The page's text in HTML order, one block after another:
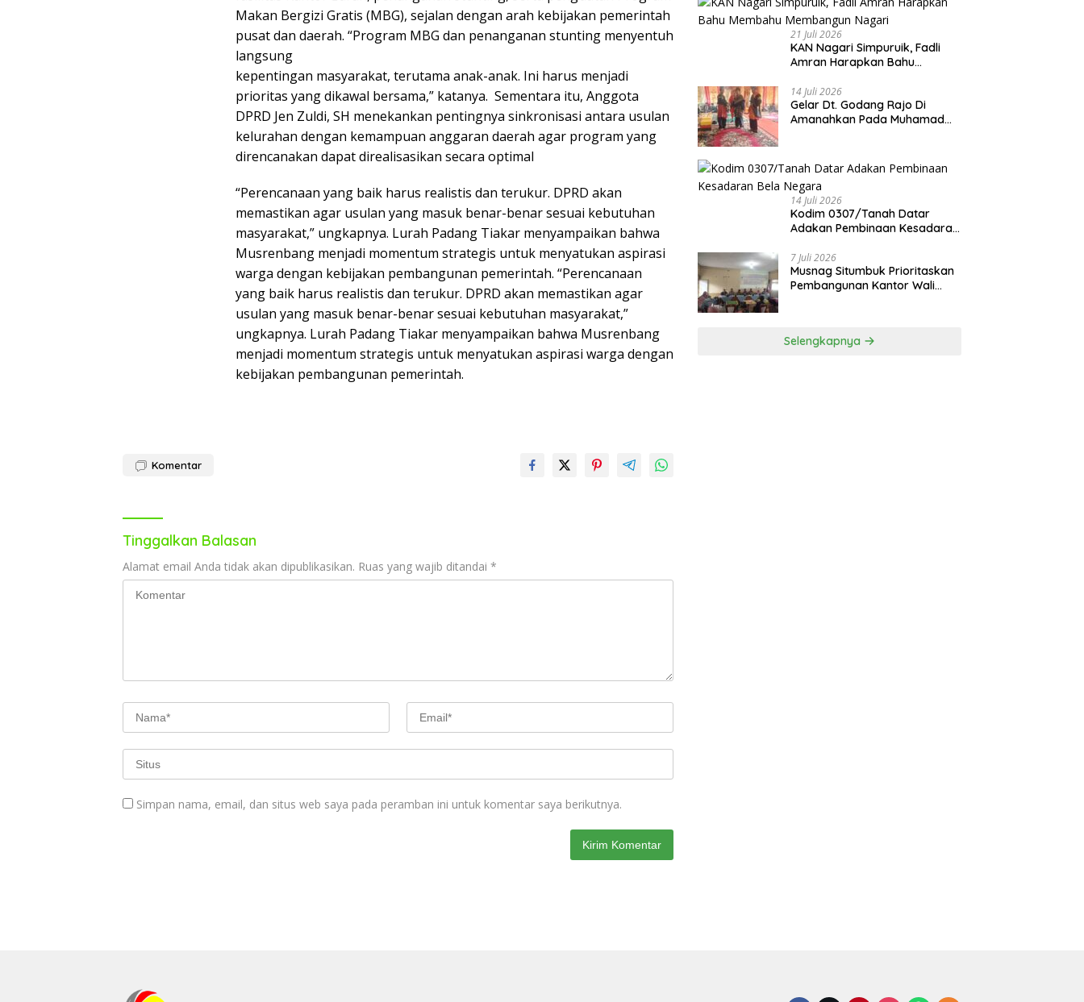
Makan Bergizi Gratis (MBG), sejalan dengan arah kebijakan pemerintah
pusat dan daerah. “Program MBG dan penanganan stunting menyentuh
langsung
kepentingan masyarakat, terutama anak-anak. Ini harus menjadi
prioritas yang dikawal bersama,” katanya. Sementara itu, Anggota
DPRD Jen Zuldi, SH menekankan pentingnya sinkronisasi antara usulan
kelurahan dengan kemampuan anggaran daerah agar program yang
direncanakan dapat direalisasikan secara optimal
“Perencanaan yang baik harus realistis dan terukur. DPRD akan
memastikan agar usulan yang masuk benar-benar sesuai kebutuhan
masyarakat,” ungkapnya. Lurah Padang Tiakar menyampaikan bahwa
Musrenbang menjadi momentum strategis untuk menyatukan aspirasi
warga dengan kebijakan pembangunan pemerintah. “Perencanaan
yang baik harus realistis dan terukur. DPRD akan memastikan agar
usulan yang masuk benar-benar sesuai kebutuhan masyarakat,”
ungkapnya. Lurah Padang Tiakar menyampaikan bahwa Musrenbang
menjadi momentum strategis untuk menyatukan aspirasi warga dengan
kebijakan pembangunan pemerintah.
Komentar
Tinggalkan Balasan
Alamat email Anda tidak akan dipublikasikan. Ruas yang wajib ditandai *
Simpan nama, email, dan situs web saya pada peramban ini untuk komentar saya berikutnya.
21 Juli 2026
KAN Nagari Simpuruik, Fadli
Amran Harapkan Bahu
14 Juli 2026
Gelar Dt. Godang Rajo Di
Amanahkan Pada Muhamad
14 Juli 2026
Kodim 0307/Tanah Datar
Adakan Pembinaan Kesadaran
7 Juli 2026
Musnag Situmbuk Prioritaskan
Pembangunan Kantor Wali
Selengkapnya